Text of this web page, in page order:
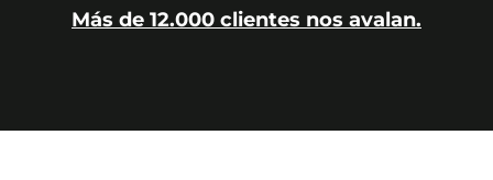
Más de 12.000 clientes nos avalan.